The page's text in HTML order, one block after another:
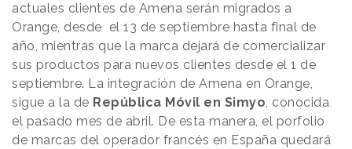
actuales clientes de Amena serán migrados a
Orange, desde el 13 de septiembre hasta final de
año, mientras que la marca dejará de comercializar
sus productos para nuevos clientes desde el 1 de
septiembre. La integración de Amena en Orange,
sigue a la de República Móvil en Simyo, conocida
el pasado mes de abril. De esta manera, el porfolio
de marcas del operador francés en España quedará